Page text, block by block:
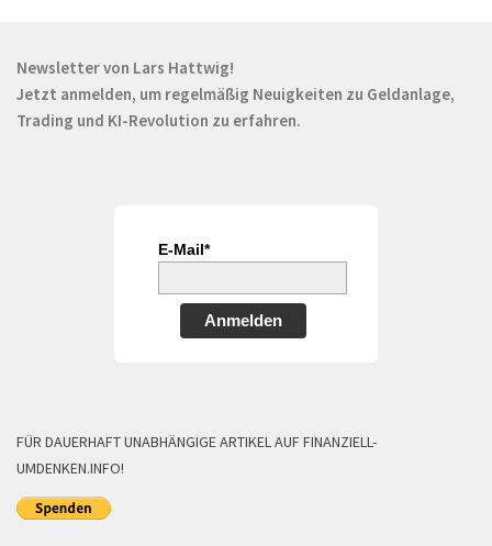
Newsletter von Lars Hattwig!
Jetzt anmelden, um regelmäßig Neuigkeiten zu Geldanlage,
Trading und KI-Revolution zu erfahren.
E-Mail*
Anmelden
FÜR DAUERHAFT UNABHÄNGIGE ARTIKEL AUF FINANZIELL-
UMDENKEN.INFO!